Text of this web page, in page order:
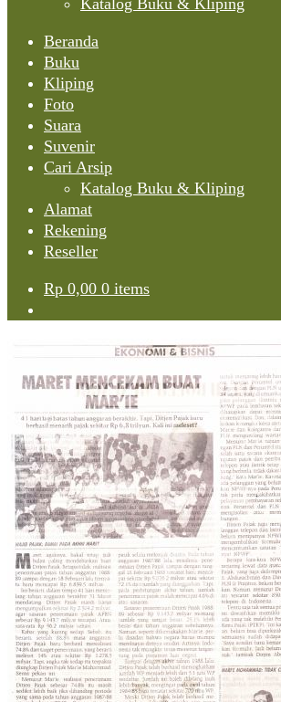
Katalog Buku & Kliping
Beranda
Buku
Kliping
Foto
Suara
Suvenir
Cari Arsip
Katalog Buku & Kliping
Alamat
Rekening
Reseller
Rp 0,00 0 items